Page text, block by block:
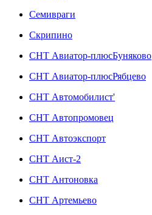
Семивраги
Скрипино
СНТ Авиатор-плюсБуняково
СНТ Авиатор-плюсРябцево
СНТ Автомобилист'
СНТ Автопромовец
СНТ Автоэкспорт
СНТ Аист-2
СНТ Антоновка
СНТ Артемьево